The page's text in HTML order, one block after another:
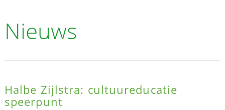
Nieuws
Halbe Zijlstra: cultuureducatie
speerpunt